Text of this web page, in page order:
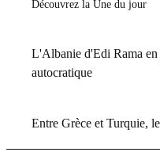
Découvrez la Une du jour
L'Albanie d'Edi Rama
autocratique
Entre Grèce et Turquie,